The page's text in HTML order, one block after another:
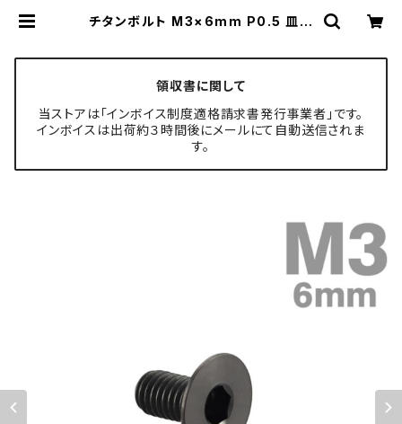
チタンボルト M3×6mm P0.5 皿ボ
ECH-MASTER ボルト専門店
領収書に関して
当ストアは「インボイス制度適格請求書発行事業者」です。
インボイスは出荷約３時間後にメールにて自動送信されま
す。